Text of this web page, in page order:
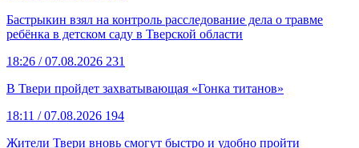
Бастрыкин взял на контроль расследование дела о травме
ребёнка в детском саду в Тверской области
18:26 / 07.08.2026 231
В Твери пройдет захватывающая «Гонка титанов»
18:11 / 07.08.2026 194
Жители Твери вновь смогут быстро и удобно пройти